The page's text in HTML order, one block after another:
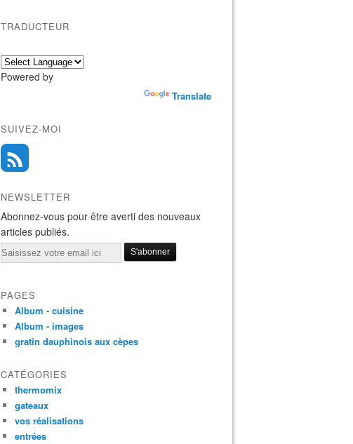
TRADUCTEUR
Powered by
Translate
SUIVEZ-MOI
NEWSLETTER
Abonnez-vous pour être averti des nouveaux
articles publiés.
Email
PAGES
Album - cuisine
Album - images
gratin dauphinois aux cèpes
CATÉGORIES
thermomix
gateaux
vos réalisations
entrées